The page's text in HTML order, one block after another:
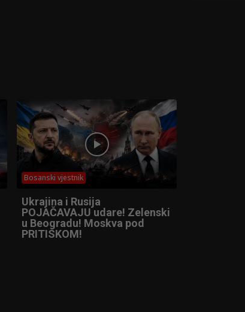
Bosanski vjestnik
Ukrajina i Rusija
POJAČAVAJU udare! Zelenski
u Beogradu! Moskva pod
PRITISKOM!